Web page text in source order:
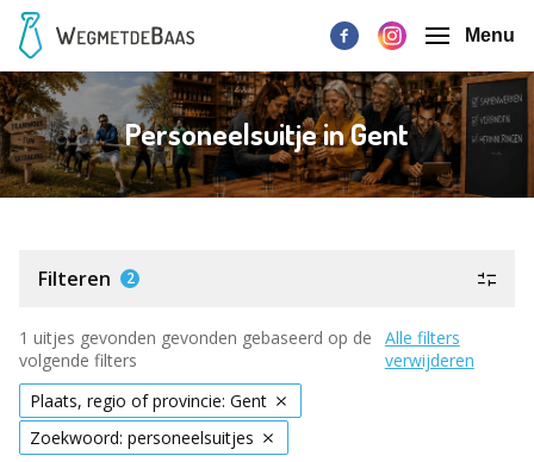
Menu
Personeelsuitje in Gent
Filteren 2
1 uitjes gevonden gevonden gebaseerd op de
volgende filters
Alle filters
verwijderen
Plaats, regio of provincie: Gent
Zoekwoord: personeelsuitjes